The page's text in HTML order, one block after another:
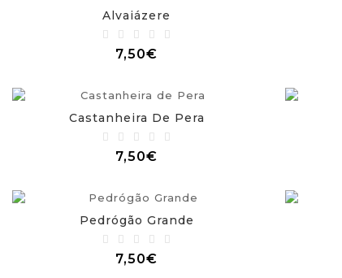
Alvaiázere
7,50€
Castanheira De Pera
7,50€
Pedrógão Grande
7,50€